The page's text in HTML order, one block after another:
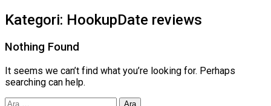
Kategori: HookupDate reviews
Nothing Found
It seems we can’t find what you’re looking for. Perhaps
searching can help.
Arama: